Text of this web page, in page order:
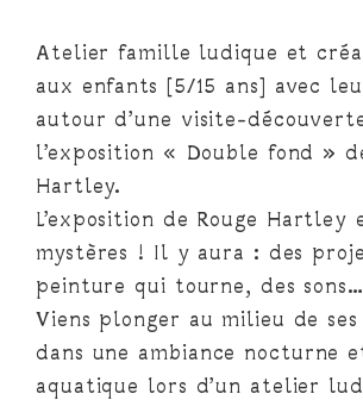
Atelier famille ludique et
aux enfants [5/15 ans] avec
autour d’une visite-
l’exposition « Double fond »
Hartley.
L’exposition de Rouge Hartley
mystères ! Il y aura : des
peinture qui tourne, des sons…
Viens plonger au milieu de
dans une ambiance nocturne
aquatique lors d’un atelier